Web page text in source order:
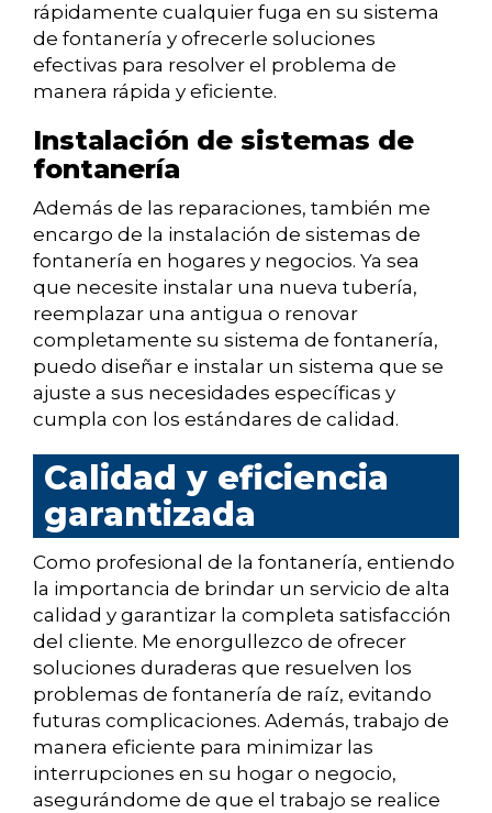
rápidamente cualquier fuga en su sistema
de fontanería y ofrecerle soluciones
efectivas para resolver el problema de
manera rápida y eficiente.
Instalación de sistemas de
fontanería
Además de las reparaciones, también me
encargo de la instalación de sistemas de
fontanería en hogares y negocios. Ya sea
que necesite instalar una nueva tubería,
reemplazar una antigua o renovar
completamente su sistema de fontanería,
puedo diseñar e instalar un sistema que se
ajuste a sus necesidades específicas y
cumpla con los estándares de calidad.
Calidad y eficiencia
garantizada
Como profesional de la fontanería, entiendo
la importancia de brindar un servicio de alta
calidad y garantizar la completa satisfacción
del cliente. Me enorgullezco de ofrecer
soluciones duraderas que resuelven los
problemas de fontanería de raíz, evitando
futuras complicaciones. Además, trabajo de
manera eficiente para minimizar las
interrupciones en su hogar o negocio,
asegurándome de que el trabajo se realice